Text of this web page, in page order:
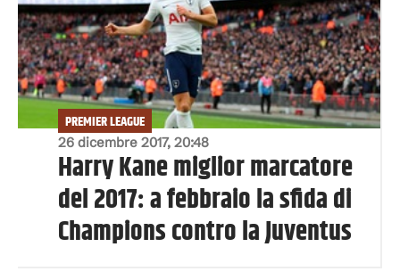
26 dicembre 2017, 20:48
PREMIER LEAGUE
Harry Kane miglior marcatore
del 2017: a febbraio la sfida di
Champions contro la Juventus